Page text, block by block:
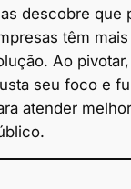
descobre que
têm
Ao
seu foco e
atender